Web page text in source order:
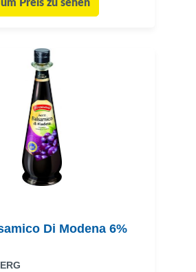
Preis zu sehen
Di Modena 6%